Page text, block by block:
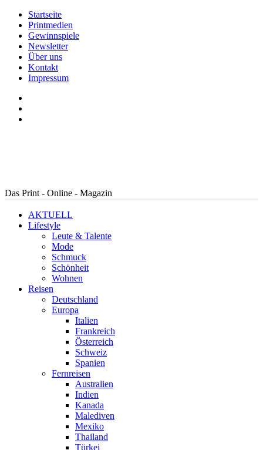
Startseite
Printmedien
Gewinnspiele
Newsletter
Über uns
Kontakt
Impressum
Das Print - Online - Magazin
AKTUELL
Lifestyle
Leute & Talente
Mode
Schmuck
Schönheit
Wohnen
Reisen
Deutschland
Europa
Italien
Frankreich
Österreich
Schweiz
Spanien
Fernreisen
Australien
Indien
Kanada
Malediven
Mexiko
Thailand
Türkei